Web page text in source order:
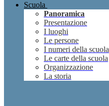
Scuola
Panoramica
Presentazione
I luoghi
Le persone
I numeri della scuola
Le carte della scuola
Organizzazione
La storia